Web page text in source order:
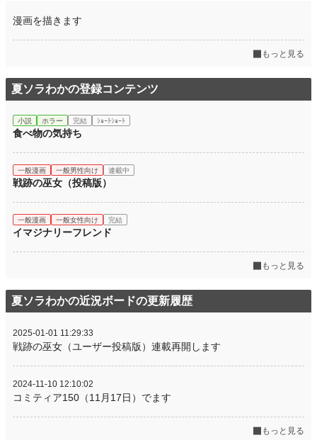
漫画を描きます
もっと見る
夏ソラわかの登録コンテンツ
小説 ホラー 完結 ｼｮｰﾄｼｮｰﾄ
食べ物の気持ち
一般漫画 一般男性向け 連載中
戦跡の巫女（投稿版）
一般漫画 一般女性向け 完結
イマジナリーフレンド
もっと見る
夏ソラわかの近況ボードの更新履歴
2025-01-01 11:29:33
戦跡の巫女（ユーザー投稿版）連載再開します
2024-11-10 12:10:02
コミティア150（11月17日）でます
もっと見る